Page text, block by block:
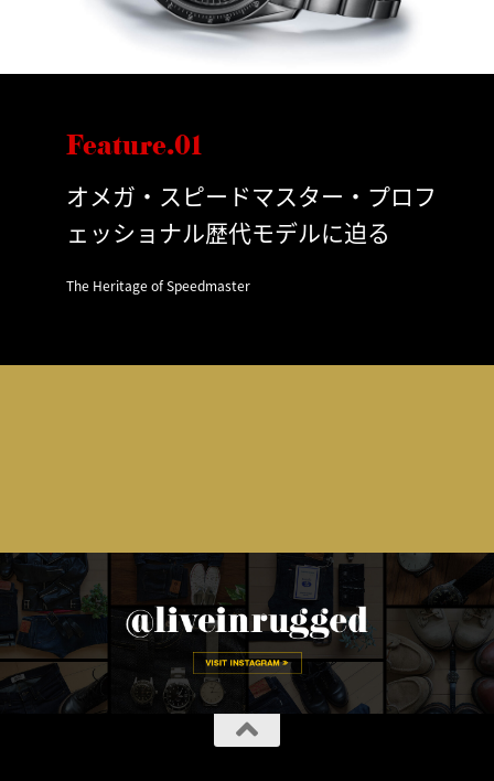
Feature.01
オメガ・スピードマスター・プロフ
ェッショナル歴代モデルに迫る
The Heritage of Speedmaster